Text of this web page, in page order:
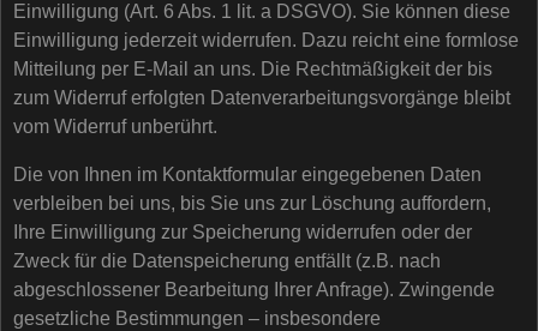
Einwilligung (Art. 6 Abs. 1 lit. a DSGVO). Sie können diese
Einwilligung jederzeit widerrufen. Dazu reicht eine formlose
Mitteilung per E-Mail an uns. Die Rechtmäßigkeit der bis
zum Widerruf erfolgten Datenverarbeitungsvorgänge bleibt
vom Widerruf unberührt.
Die von Ihnen im Kontaktformular eingegebenen Daten
verbleiben bei uns, bis Sie uns zur Löschung auffordern,
Ihre Einwilligung zur Speicherung widerrufen oder der
Zweck für die Datenspeicherung entfällt (z.B. nach
abgeschlossener Bearbeitung Ihrer Anfrage). Zwingende
gesetzliche Bestimmungen – insbesondere